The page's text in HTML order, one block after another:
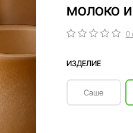
молоко
0
ИЗДЕЛИЕ
Саше